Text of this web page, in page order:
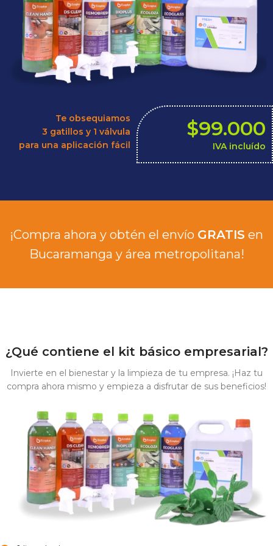
Te obsequiamos
3 gatillos y 1 válvula
para una aplicación fácil
$99.000
IVA incluído
¡Compra ahora y obtén el envío GRATIS en
Bucaramanga y área metropolitana!
¿Qué contiene el kit básico empresarial?
Invierte en el bienestar y la limpieza de tu empresa. ¡Haz tu
compra ahora mismo y empieza a disfrutar de sus beneficios!